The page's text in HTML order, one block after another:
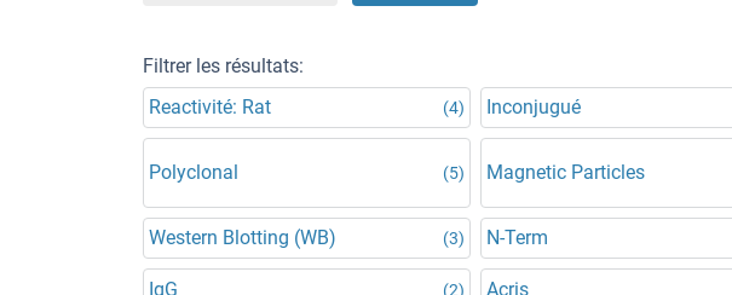
Filtrer les résultats:
Reactivité: Rat
(4) Inconjugué
Polyclonal (5) Magnetic Particles
Western Blotting (WB) (3) N-Term
IgG (2) Acris